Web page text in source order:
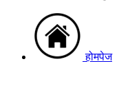
होमपेज